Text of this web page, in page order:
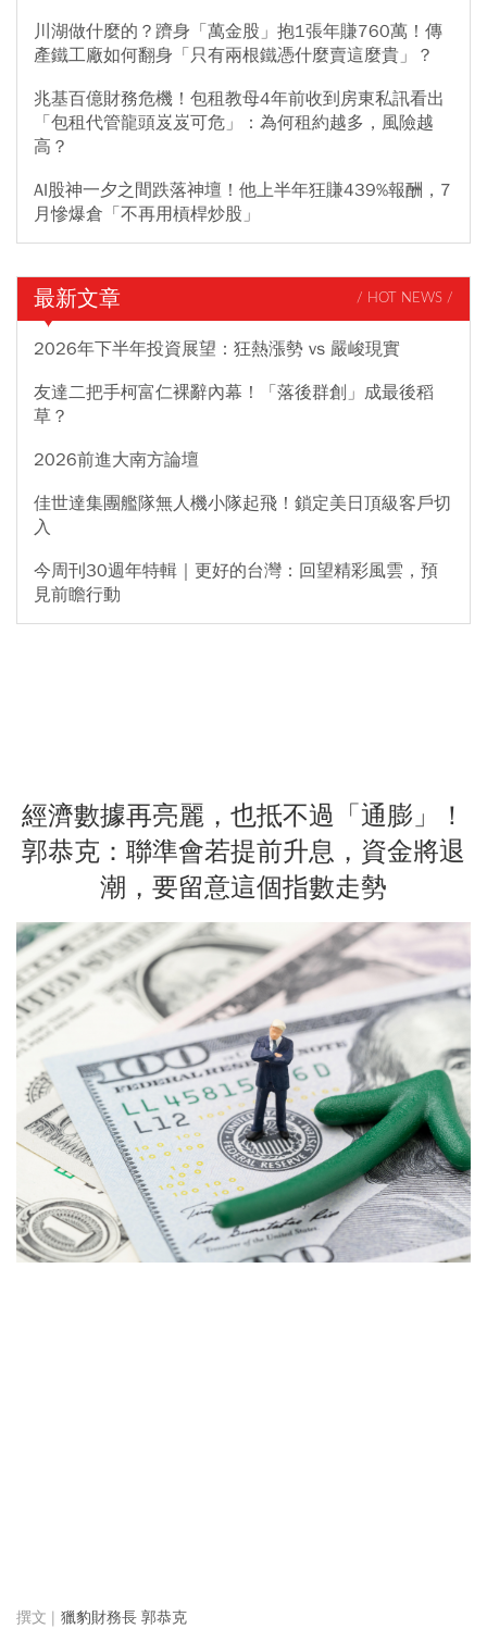
川湖做什麼的？躋身「萬金股」抱1張年賺760萬！傳
產鐵工廠如何翻身「只有兩根鐵憑什麼賣這麼貴」？
兆基百億財務危機！包租教母4年前收到房東私訊看出
「包租代管龍頭岌岌可危」：為何租約越多，風險越
高？
AI股神一夕之間跌落神壇！他上半年狂賺439%報酬，7
月慘爆倉「不再用槓桿炒股」
最新文章 / HOT NEWS /
2026年下半年投資展望：狂熱漲勢 vs 嚴峻現實
友達二把手柯富仁裸辭內幕！「落後群創」成最後稻
草？
2026前進大南方論壇
佳世達集團艦隊無人機小隊起飛！鎖定美日頂級客戶切
入
今周刊30週年特輯｜更好的台灣：回望精彩風雲，預
見前瞻行動
經濟數據再亮麗，也抵不過「通膨」！
郭恭克：聯準會若提前升息，資金將退
潮，要留意這個指數走勢
獵豹財務長 郭恭克